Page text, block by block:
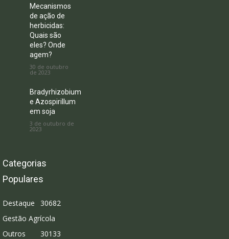
Mecanismos
de ação de
herbicidas:
Quais são
eles? Onde
agem?
30 de outubro
de 2023
Bradyrhizobium
e Azospirillum
em soja
3 de outubro de
2023
Categorias
Populares
Destaque
30682
Gestão Agrícola
30133
Outros